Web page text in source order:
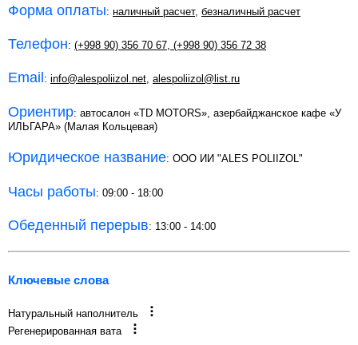
Форма оплаты: наличный расчет, безналичный расчет
Телефон: (+998 90) 356 70 67, (+998 90) 356 72 38
Email : info@alespoliizol.net, alespoliizol@list.ru
Ориентир: автосалон «TD MOTORS», азербайджанское кафе «У
ИЛЬГАРА» (Малая Кольцевая)
Юридическое название: ООО ИИ "ALES POLIIZOL"
Часы работы: 09:00 - 18:00
Обеденный перерыв: 13:00 - 14:00
Ключевые слова
Натуральный наполнитель
Регенерированная вата